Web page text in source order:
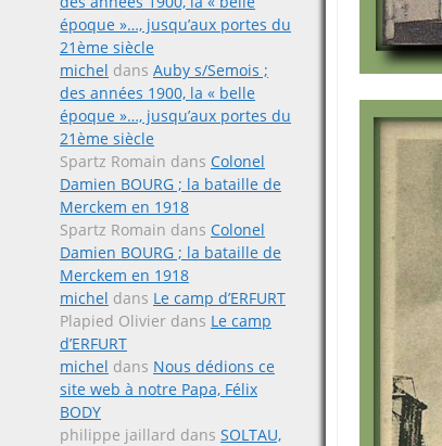
époque »…, jusqu’aux portes du
21ème siècle
michel dans Auby s/Semois ;
des années 1900, la « belle
époque »…, jusqu’aux portes du
21ème siècle
Spartz Romain dans Colonel
Damien BOURG ; la bataille de
Merckem en 1918
Spartz Romain dans Colonel
Damien BOURG ; la bataille de
Merckem en 1918
michel dans Le camp d’ERFURT
Plapied Olivier dans Le camp
d’ERFURT
michel dans Nous dédions ce
site web à notre Papa, Félix
BODY
philippe jaillard dans SOLTAU,